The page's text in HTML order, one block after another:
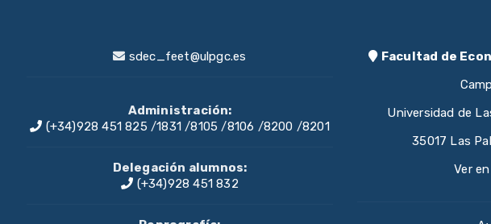
sdec_feet@ulpgc.es
Administración:
(+34)928 451 825 /1831/8105 /8106 /8200 /8201
Delegación alumnos:
(+34)928 451 832
Facultad de
Universidad de
35017 Las
Ver